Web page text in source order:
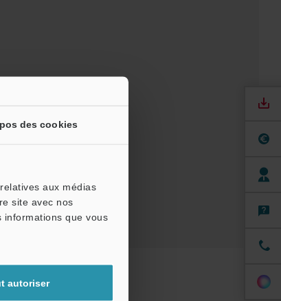
des cookies
aux médias
site avec nos
informations que vous
autoriser